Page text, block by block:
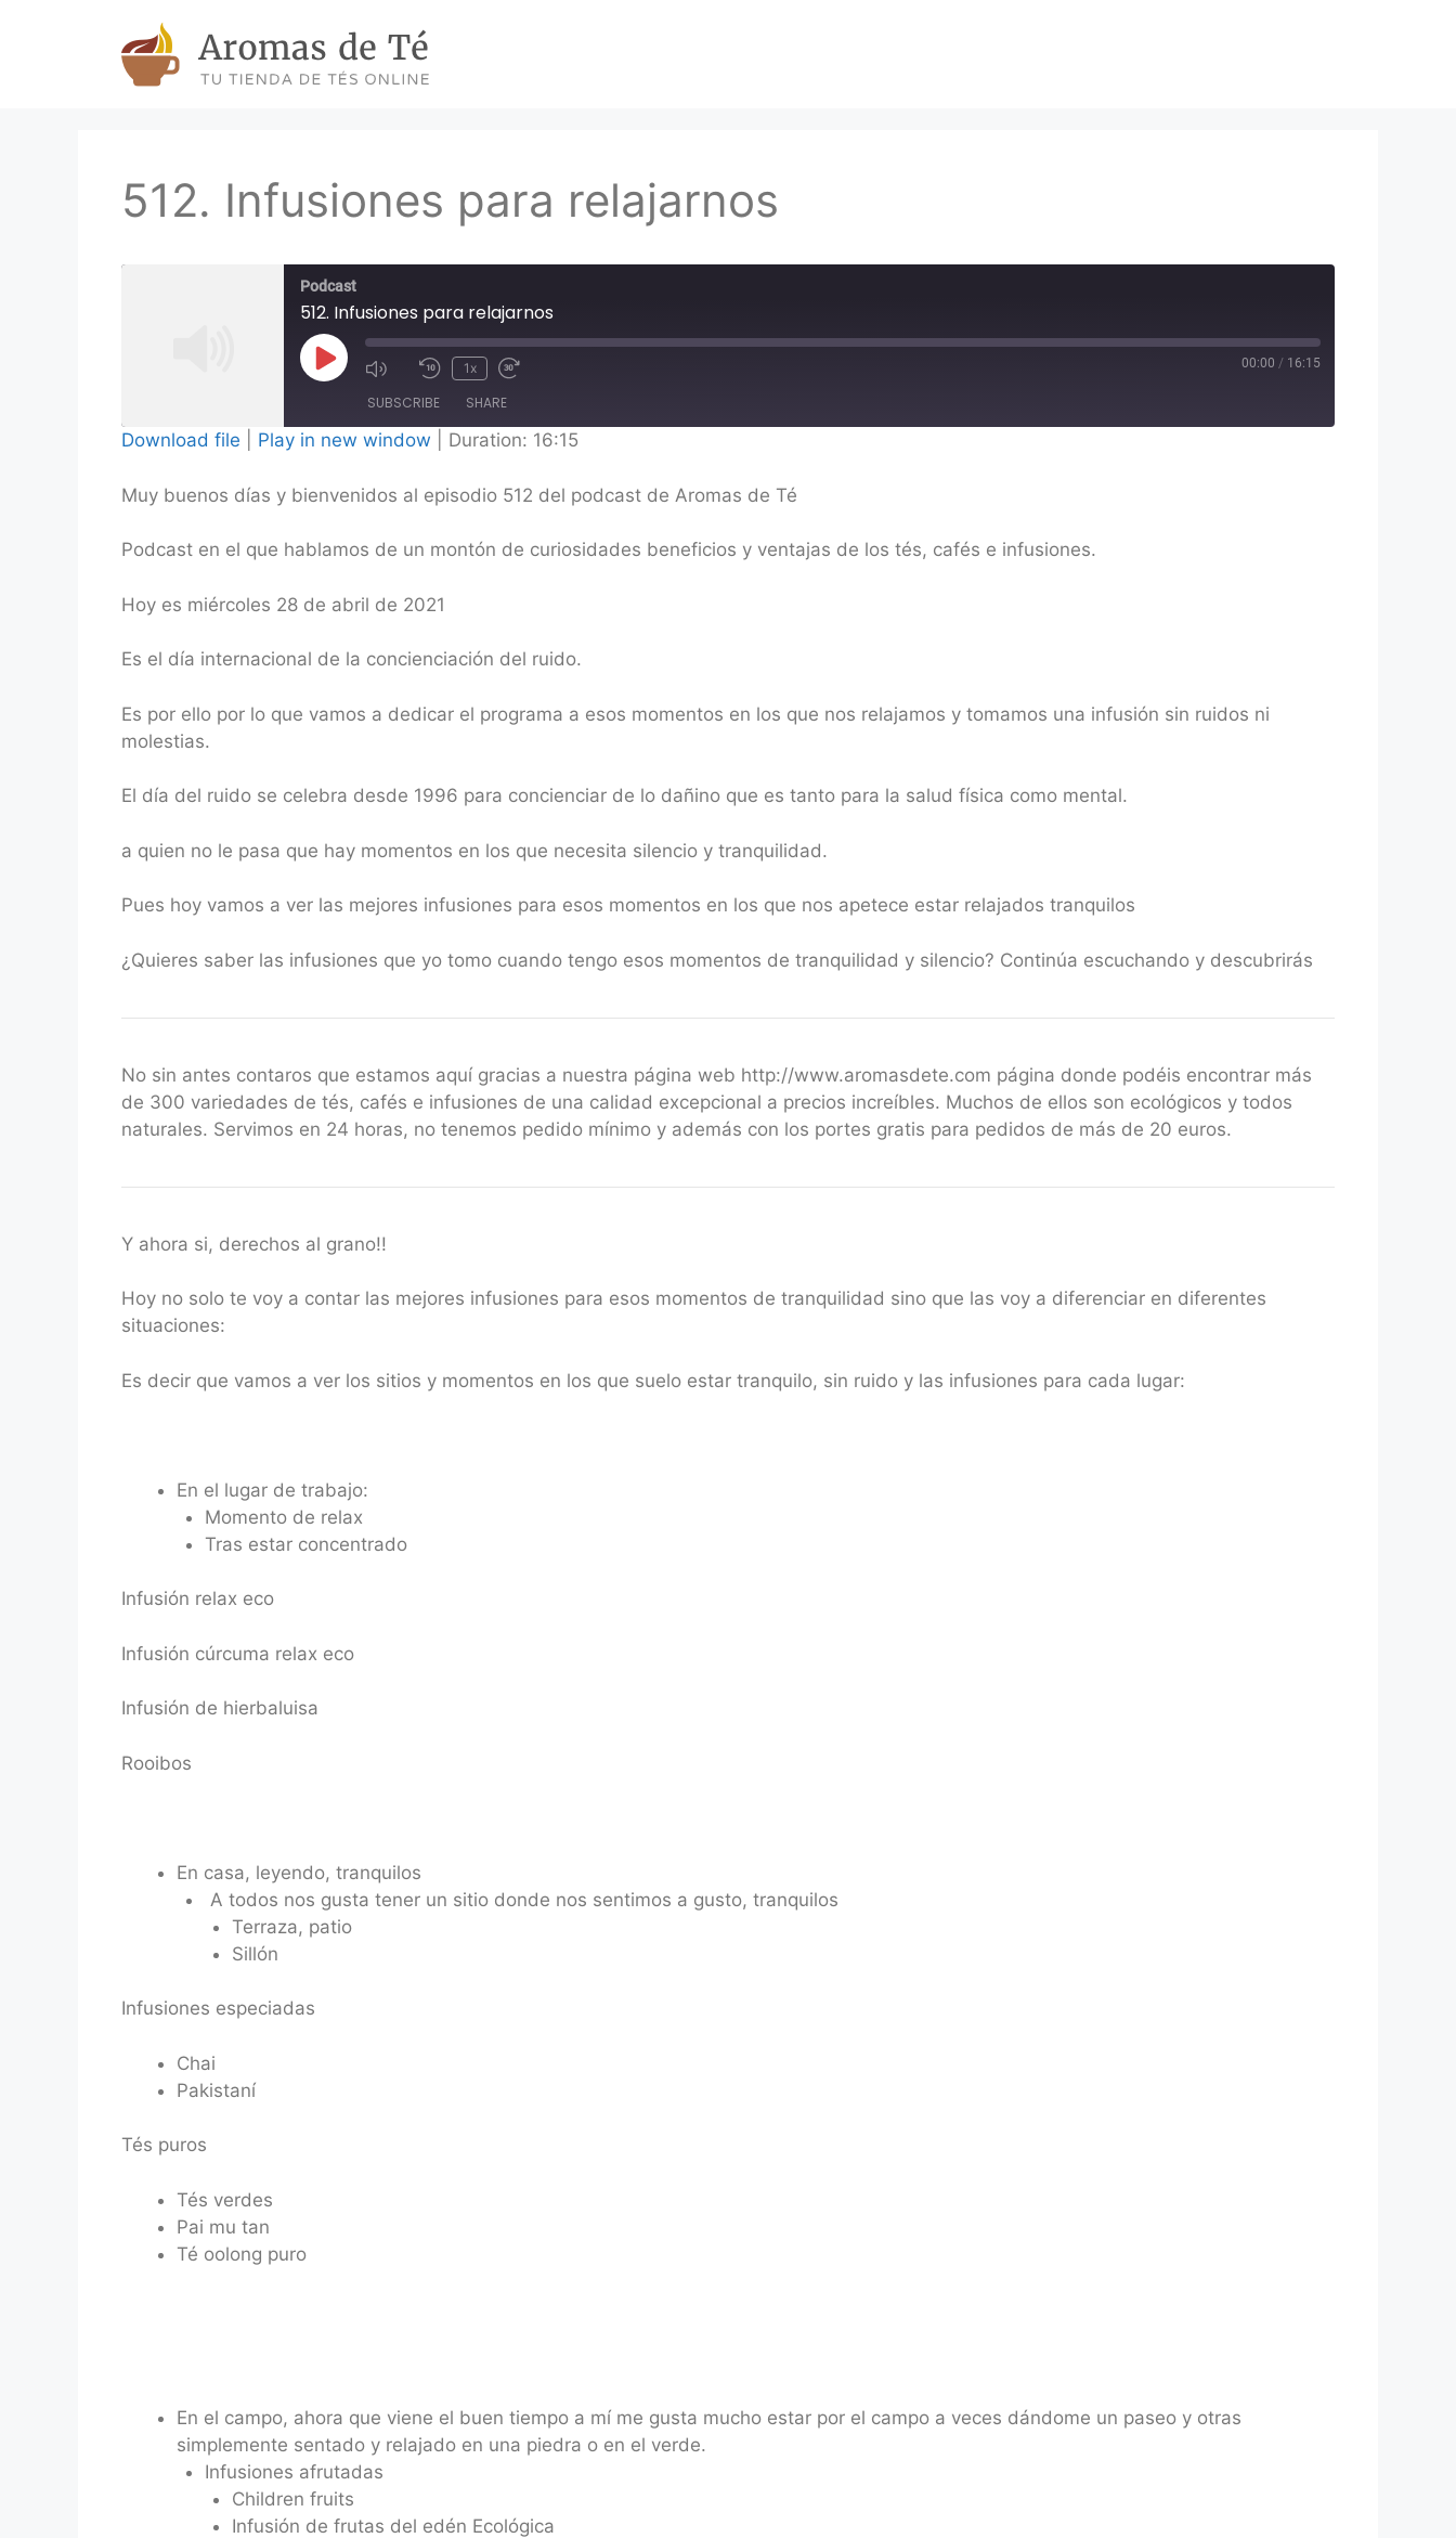
512. Infusiones para relajarnos
Podcast
512. Infusiones para relajarnos
Play
Episode
1x 00:00 / 16:15
SUBSCRIBE SHARE
RSS FEED
Download file Play in new window Duration: 16:15
Muy buenos días y bienvenidos al episodio 512 del podcast de Aromas de Té
Podcast en el que hablamos de un montón de curiosidades beneficios y ventajas de los tés, cafés e infusiones.
Hoy es miércoles 28 de abril de 2021
Es el día internacional de la concienciación del ruido.
Es por ello por lo que vamos a dedicar el programa a esos momentos en los que nos relajamos y tomamos una infusión sin ruidos ni
molestias.
El día del ruido se celebra desde 1996 para concienciar de lo dañino que es tanto para la salud física como mental.
a quien no le pasa que hay momentos en los que necesita silencio y tranquilidad.
Pues hoy vamos a ver las mejores infusiones para esos momentos en los que nos apetece estar relajados tranquilos
¿Quieres saber las infusiones que yo tomo cuando tengo esos momentos de tranquilidad y silencio? Continúa escuchando y descubrirás
No sin antes contaros que estamos aquí gracias a nuestra página web http://www.aromasdete.com página donde podéis encontrar más
de 300 variedades de tés, cafés e infusiones de una calidad excepcional a precios increíbles. Muchos de ellos son ecológicos y todos
naturales. Servimos en 24 horas, no tenemos pedido mínimo y además con los portes gratis para pedidos de más de 20 euros.
Y ahora si, derechos al grano!!
Hoy no solo te voy a contar las mejores infusiones para esos momentos de tranquilidad sino que las voy a diferenciar en diferentes
situaciones:
Es decir que vamos a ver los sitios y momentos en los que suelo estar tranquilo, sin ruido y las infusiones para cada lugar:
En el lugar de trabajo:
Momento de relax
Tras estar concentrado
Infusión relax eco
Infusión cúrcuma relax eco
Infusión de hierbaluisa
Rooibos
En casa, leyendo, tranquilos
A todos nos gusta tener un sitio donde nos sentimos a gusto, tranquilos
Terraza, patio
Sillón
Infusiones especiadas
Chai
Pakistaní
Tés puros
Tés verdes
Pai mu tan
Té oolong puro
En el campo, ahora que viene el buen tiempo a mí me gusta mucho estar por el campo a veces dándome un paseo y otras
simplemente sentado y relajado en una piedra o en el verde.
Infusiones afrutadas
Children fruits
Infusión de frutas del edén Ecológica